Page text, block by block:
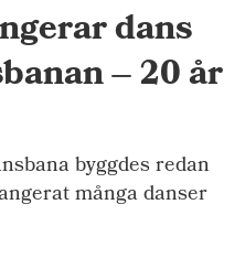
dans
– 20 år
byggdes redan
många danser